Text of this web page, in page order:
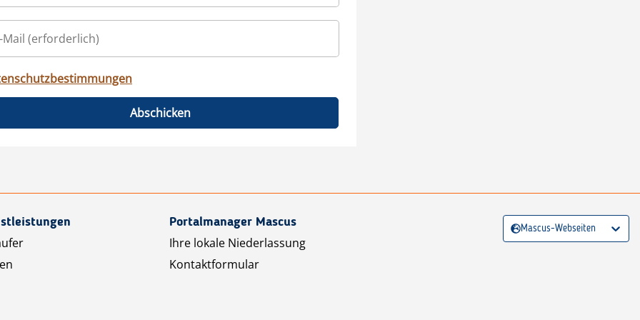
Abschicken
Portalmanager Mascus
Ihre lokale Niederlassung
Kontaktformular
Mascus-Webseiten